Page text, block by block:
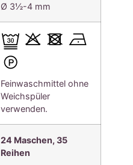
Ø 3½-4 mm
Feinwaschmittel ohne
Weichspüler
verwenden.
24 Maschen, 35
Reihen